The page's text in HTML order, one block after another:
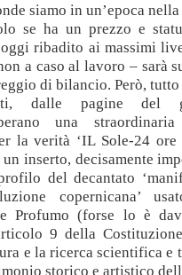
siamo in un’epoca
se ha un prezzo e
oggi ribadito ai massimi
a caso al lavoro – sarà
di bilancio. Però, tutto
dalle pagine del
una straordinaria
la verità ‘IL Sole-24
inserto, decisamente
del decantato
copernicana’
e Profumo (forse lo è
9 della
e la ricerca scientifica e
storico e artistico